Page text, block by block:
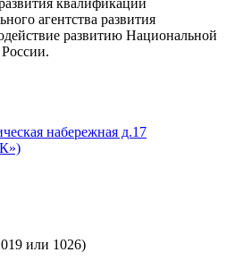
квалификации
агентства развития
развитию Национальной
набережная д.17
или 1026)